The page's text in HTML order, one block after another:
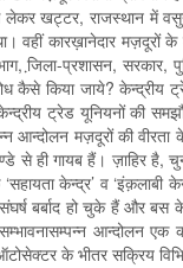
खट्टर, राजस्थान में
वहीं कारख़ानेदार मज़दूरों
जि़ला-प्रशासन, सरकार,
कैसे किया जाये? केन्द्रीय
ट्रेड यूनियनों की
आन्दोलन मज़दूरों की
से ही गायब हैं। ज़ाहिर है,
केन्द्र’ व ‘इंक़लाबी
बर्बाद हो चुके हैं और बस
आन्दोलन एक
के भीतर सक्रिय